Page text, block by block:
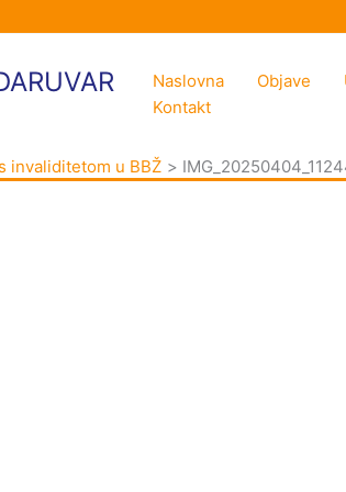
Naslovna Objave
Kontakt
invaliditetom u BBŽ